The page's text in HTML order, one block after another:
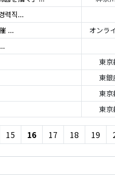
력직...
...
オンラ
東京
東銀
東京
東京
15 16 17 18 19